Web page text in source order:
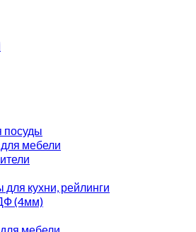
мебели
для кухни, рейлинги
(4мм)